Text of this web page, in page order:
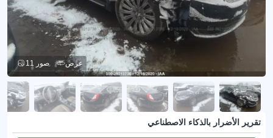
11 صور عرض
تقرير الأضرار بالذكاء الاصطناعي